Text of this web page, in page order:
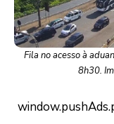
Fila no acesso à
8h30.